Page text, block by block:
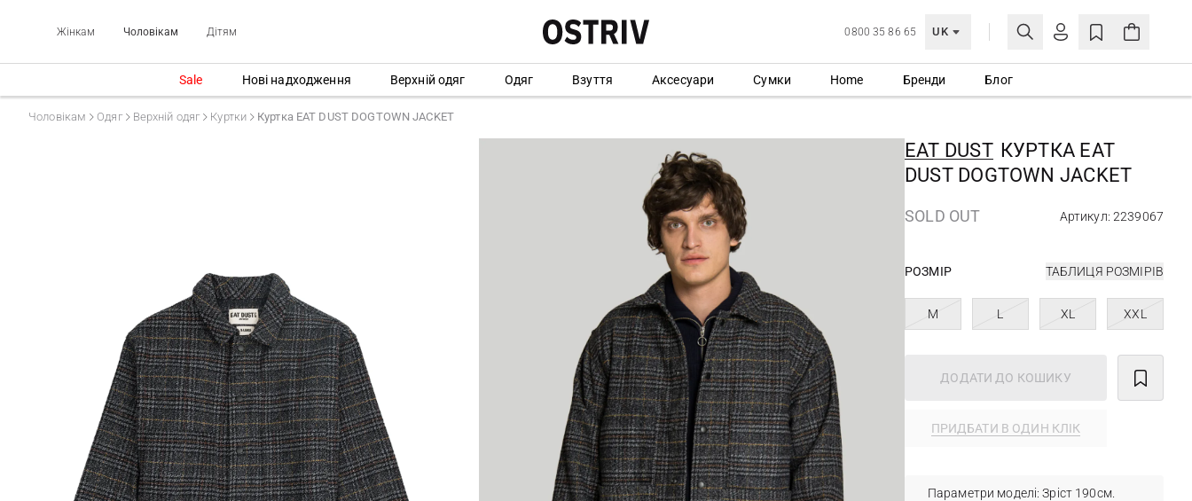
Жінкам Чоловікам Дітям 0800 35 86 65 UK
МОЯ ОБЛІКІВКА
Ще не зареєстровані?
СТВОРИТИ ОБЛІКІВКУ
Sale Нові надходження Верхній одяг Одяг Взуття Аксесуари Сумки Home Бренди Блог
Чоловікам Одяг Верхній одяг Куртки Куртка EAT DUST DOGTOWN JACKET
EAT DUST КУРТКА EAT
DUST DOGTOWN JACKET
SOLD OUT Артикул: 2239067
РОЗМІР ТАБЛИЦЯ РОЗМІРІВ
M L XL XXL
ДОДАТИ ДО КОШИКУ
ПРИДБАТИ В ОДИН КЛІК
Параметри моделі: Зріст 190см.